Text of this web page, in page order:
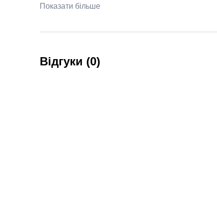
Показати більше
Відгуки (0)